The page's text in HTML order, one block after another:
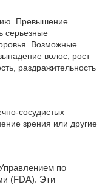
Превышение
серьезные
Возможные
волос, рост
раздражительность
сосудистых
зрения или другие
по
(FDA). Эти